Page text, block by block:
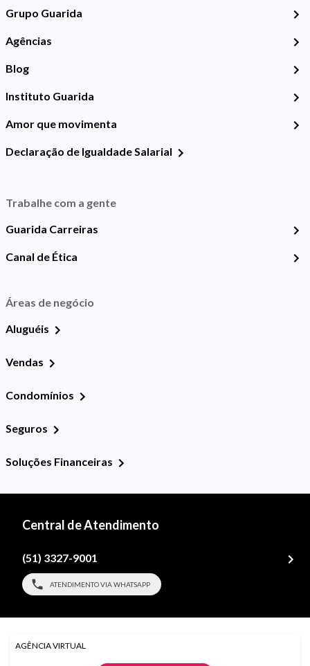
Grupo Guarida
Agências
Blog
Instituto Guarida
Amor que movimenta
Declaração de Igualdade Salarial
Trabalhe com a gente
Guarida Carreiras
Canal de Ética
Áreas de negócio
Aluguéis
Vendas
Condomínios
Seguros
Soluções Financeiras
Central de Atendimento
(51) 3327-9001
ATENDIMENTO VIA WHATSAPP
AGÊNCIA VIRTUAL